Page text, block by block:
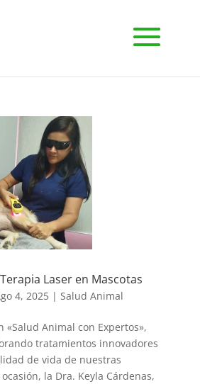
Laser en Mascotas
4, 2025| Salud Animal
«Salud Animal con Expertos»,
tratamientos innovadores
de vida de nuestras
la Dra. Keyla Cárdenas,